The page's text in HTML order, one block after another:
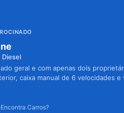
Diesel
geral e com apenas dois
caixa manual de 6 velocidades e
Carros?